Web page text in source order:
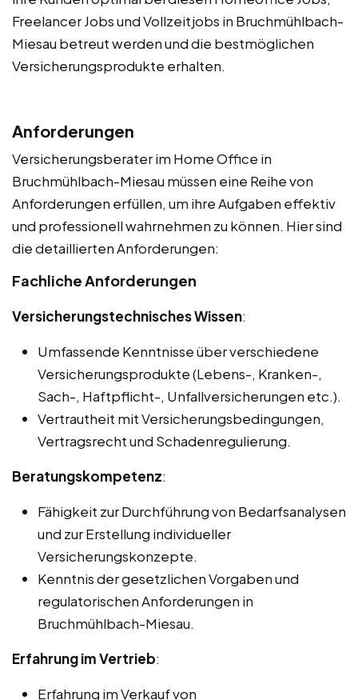
Freelancer Jobs und Vollzeitjobs in Bruchmühlbach-
Miesau betreut werden und die bestmöglichen
Versicherungsprodukte erhalten.
Anforderungen
Versicherungsberater im Home Office in
Bruchmühlbach-Miesau müssen eine Reihe von
Anforderungen erfüllen, um ihre Aufgaben effektiv
und professionell wahrnehmen zu können. Hier sind
die detaillierten Anforderungen:
Fachliche Anforderungen
Versicherungstechnisches Wissen:
Umfassende Kenntnisse über verschiedene
Versicherungsprodukte (Lebens-, Kranken-,
Sach-, Haftpflicht-, Unfallversicherungen etc.).
Vertrautheit mit Versicherungsbedingungen,
Vertragsrecht und Schadenregulierung.
Beratungskompetenz:
Fähigkeit zur Durchführung von Bedarfsanalysen
und zur Erstellung individueller
Versicherungskonzepte.
Kenntnis der gesetzlichen Vorgaben und
regulatorischen Anforderungen in
Bruchmühlbach-Miesau.
Erfahrung im Vertrieb:
Erfahrung im Verkauf von